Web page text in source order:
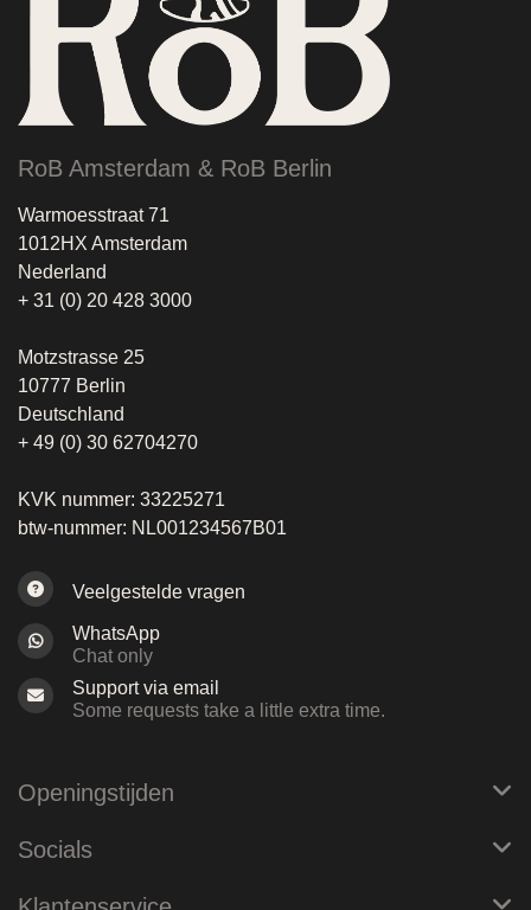
RoB Amsterdam & RoB Berlin
Warmoesstraat 71
1012HX Amsterdam
Nederland
+ 31 (0) 20 428 3000
Motzstrasse 25
10777 Berlin
Deutschland
+ 49 (0) 30 62704270
KVK nummer: 33225271
btw-nummer: NL001234567B01
Veelgestelde vragen
WhatsApp
Chat only
Support via email
Some requests take a little extra time.
Openingstijden
Socials